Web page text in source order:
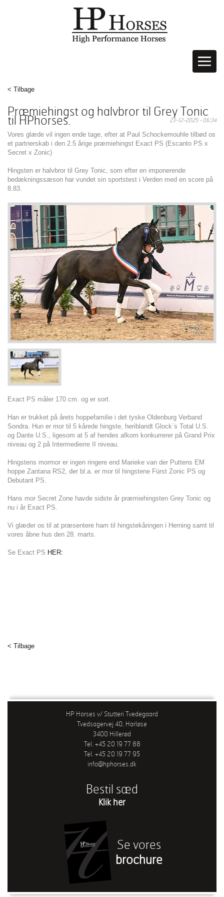
< Tilbage
Præmiehingst og halvbror til Grey Tonic
til HPhorses. 23-12-2025 - 06:34
Vores glæde vil ingen ende tage, efter at Paul Schockemouhle tilbød os
et partnerskab i den 2.5 årige præmiehingst Exact PS (Escanto PS x
Secret x Zonic)
Hingsten er halvbror til Grey Tonic, som efter en imponerende
bedækningssæson har vundet sin sportstest i Verden med en score på
8.83.
Exact PS måler 170 cm. og er sort.
Han er trukket på årets hoppefamilie i det tyske Oldenburg Verband
Sondra. Hun er mor til 5 kårede hingste, heriblandt Glock`s Total U.S.
og Dante U.S., ligesom at 5 af hendes afkom konkurrerer på Grand Prix
niveau og 2 på Intermedierre II niveau.
Hingstens mormor er ingen ringere end Marieke van der Puttens EM
hoppe Zantana RS2, der bl.a. er mor til hingstene Fürst Zonic PS og
Debutant PS.
Hans mor Secret Zone havde sidste år præmiehingsten Grey Tonic og
nu i år Exact PS.
Vi glæder os til at præsentere ham til hingstekåringen i Herning samt til
vores åbne hus den 28. marts.
Se Exact PS HER:
< Tilbage
HP Horses v/ Stutteri Tvedegaard
Tvedsagervej 40, Harløse
3400 Hillerød
Tel. +45 20 19 77 88
Tel. +45 20 19 77 95
info@hphorses.dk
Bestil sæd
Klik her
Se vores
brochure